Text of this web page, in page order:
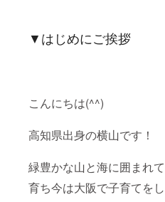
▼はじめにご挨拶
こんにちは(^^)
高知県出身の横山です！
緑豊かな山と海に囲まれて
育ち今は大阪で子育てをし